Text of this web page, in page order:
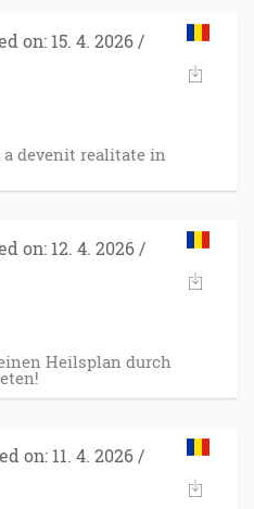
on: 15. 4. 2026 /
devenit realitate in
on: 12. 4. 2026 /
Heilsplan durch
on: 11. 4. 2026 /